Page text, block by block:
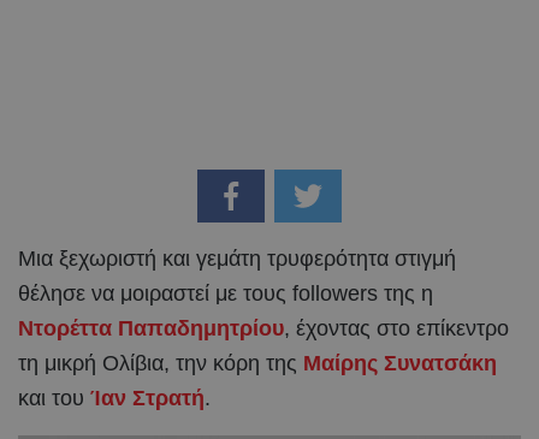
Μια ξεχωριστή και γεμάτη τρυφερότητα στιγμή
θέλησε να μοιραστεί με τους followers της η
Ντορέττα Παπαδημητρίου, έχοντας στο επίκεντρο
τη μικρή Ολίβια, την κόρη της Μαίρης Συνατσάκη
και του Ίαν Στρατή.